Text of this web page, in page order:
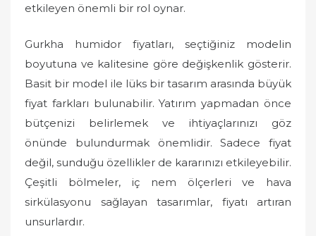
etkileyen önemli bir rol oynar.
Gurkha humidor fiyatları, seçtiğiniz modelin
boyutuna ve kalitesine göre değişkenlik gösterir.
Basit bir model ile lüks bir tasarım arasında büyük
fiyat farkları bulunabilir. Yatırım yapmadan önce
bütçenizi belirlemek ve ihtiyaçlarınızı göz
önünde bulundurmak önemlidir. Sadece fiyat
değil, sunduğu özellikler de kararınızı etkileyebilir.
Çeşitli bölmeler, iç nem ölçerleri ve hava
sirkülasyonu sağlayan tasarımlar, fiyatı artıran
unsurlardır.